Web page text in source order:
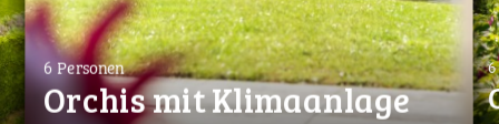
6 Personen
Orchis mit Klimaanlage
6